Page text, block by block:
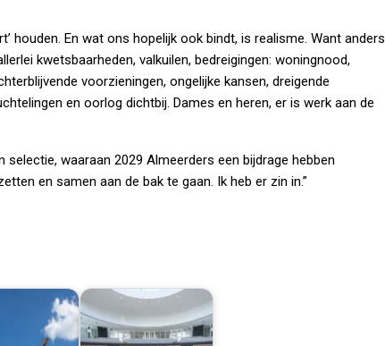
houden. En wat ons hopelijk ook bindt, is realisme. Want anders
kwetsbaarheden, valkuilen, bedreigingen: woningnood,
voorzieningen, ongelijke kansen, dreigende
en oorlog dichtbij. Dames en heren, er is werk aan de
waaraan 2029 Almeerders een bijdrage hebben
en samen aan de bak te gaan. Ik heb er zin in.”